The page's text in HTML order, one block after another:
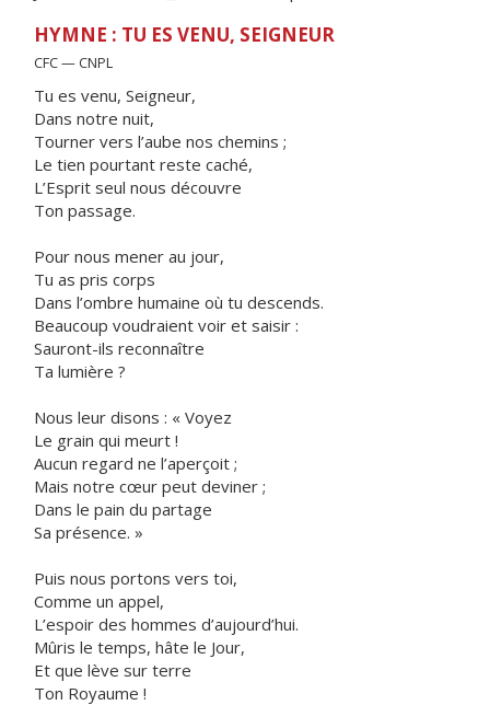
HYMNE : TU ES VENU, SEIGNEUR
CFC — CNPL
Tu es venu, Seigneur,
Dans notre nuit,
Tourner vers l’aube nos chemins ;
Le tien pourtant reste caché,
L’Esprit seul nous découvre
Ton passage.
Pour nous mener au jour,
Tu as pris corps
Dans l’ombre humaine où tu descends.
Beaucoup voudraient voir et saisir :
Sauront-ils reconnaître
Ta lumière ?
Nous leur disons : « Voyez
Le grain qui meurt !
Aucun regard ne l’aperçoit ;
Mais notre cœur peut deviner ;
Dans le pain du partage
Sa présence. »
Puis nous portons vers toi,
Comme un appel,
L’espoir des hommes d’aujourd’hui.
Mûris le temps, hâte le Jour,
Et que lève sur terre
Ton Royaume !